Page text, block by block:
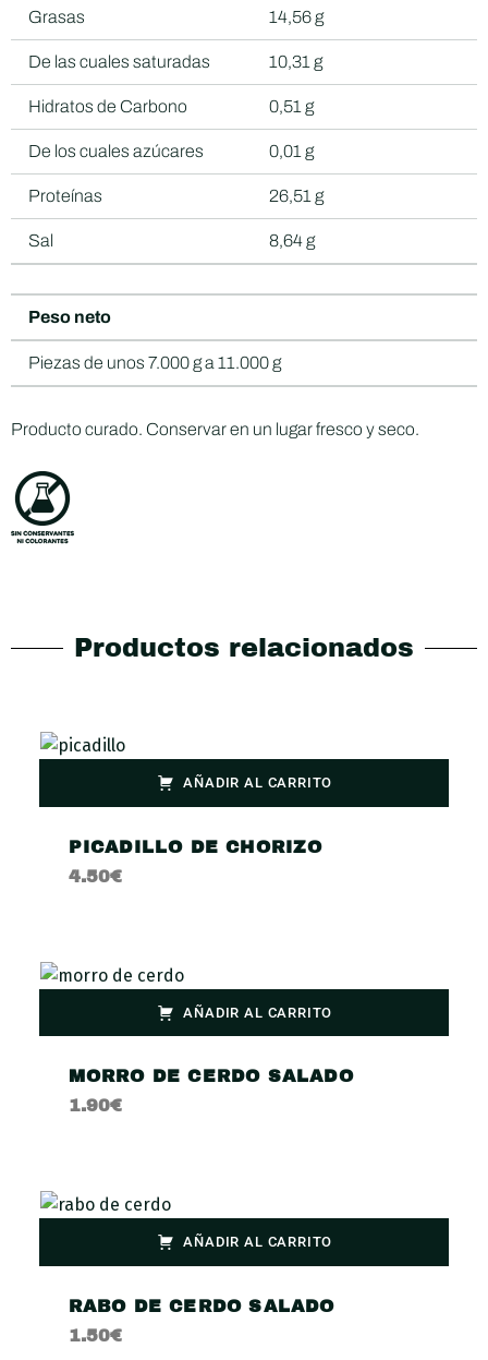
Grasas 14,56 g
De las cuales saturadas 10,31 g
Hidratos de Carbono 0,51 g
De los cuales azúcares 0,01 g
Proteínas 26,51 g
Sal 8,64 g
Peso neto
Piezas de unos 7.000 g a 11.000 g
Producto curado. Conservar en un lugar fresco y seco.
Productos relacionados
AÑADIR AL CARRITO
PICADILLO DE CHORIZO
4.50€
AÑADIR AL CARRITO
MORRO DE CERDO SALADO
1.90€
AÑADIR AL CARRITO
RABO DE CERDO SALADO
1.50€